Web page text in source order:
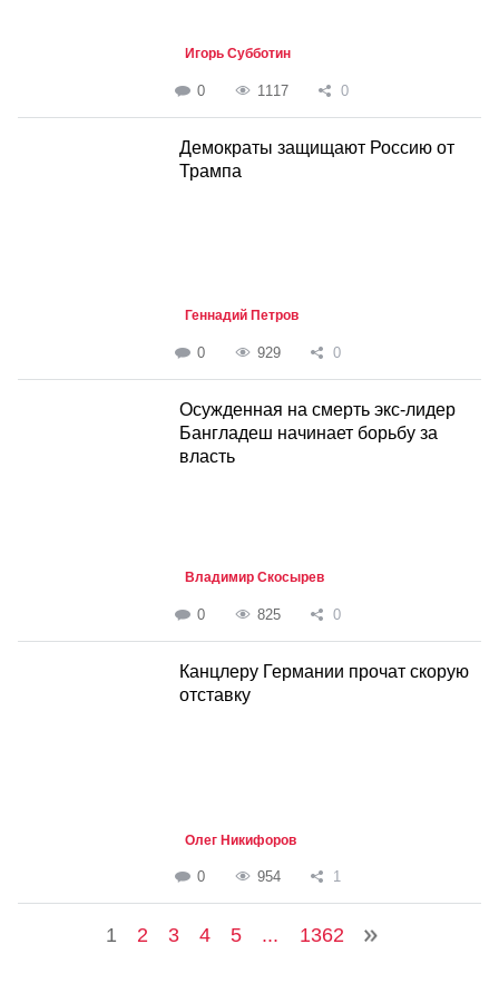
Игорь Субботин
0 1117 0
Демократы защищают Россию от
Трампа
Геннадий Петров
0 929 0
Осужденная на смерть экс-лидер
Бангладеш начинает борьбу за
власть
Владимир Скосырев
0 825 0
Канцлеру Германии прочат скорую
отставку
Олег Никифоров
0 954 1
1 2 3 4 5 ... 1362